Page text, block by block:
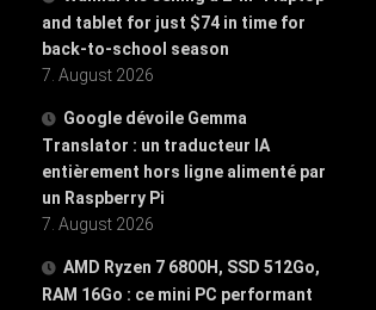
and tablet for just $74 in time for
back-to-school season
7. August 2026
Google dévoile Gemma
Translator : un traducteur IA
entièrement hors ligne alimenté par
un Raspberry Pi
7. August 2026
AMD Ryzen 7 6800H, SSD 512Go,
RAM 16Go : ce mini PC performant